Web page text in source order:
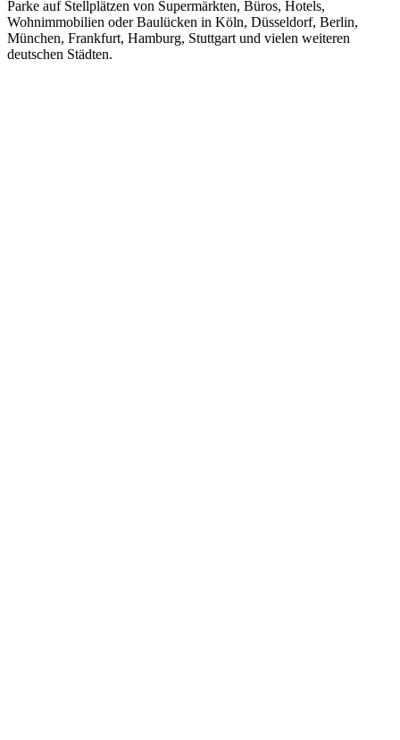
Parke auf Stellplätzen von Supermärkten, Büros, Hotels,
Wohnimmobilien oder Baulücken in Köln, Düsseldorf, Berlin,
München, Frankfurt, Hamburg, Stuttgart und vielen weiteren
deutschen Städten.